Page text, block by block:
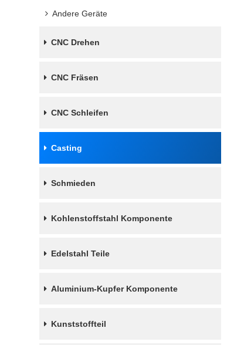
Andere Geräte
CNC Drehen
CNC Fräsen
CNC Schleifen
Casting
Schmieden
Kohlenstoffstahl Komponente
Edelstahl Teile
Aluminium-Kupfer Komponente
Kunststoffteil